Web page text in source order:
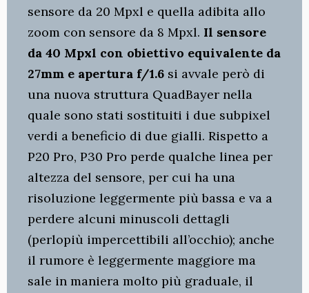
sensore da 20 Mpxl e quella adibita allo
zoom con sensore da 8 Mpxl. Il sensore
da 40 Mpxl con obiettivo equivalente da
27mm e apertura f/1.6 si avvale però di
una nuova struttura QuadBayer nella
quale sono stati sostituiti i due subpixel
verdi a beneficio di due gialli. Rispetto a
P20 Pro, P30 Pro perde qualche linea per
altezza del sensore, per cui ha una
risoluzione leggermente più bassa e va a
perdere alcuni minuscoli dettagli
(perlopiù impercettibili all’occhio); anche
il rumore è leggermente maggiore ma
sale in maniera molto più graduale, il